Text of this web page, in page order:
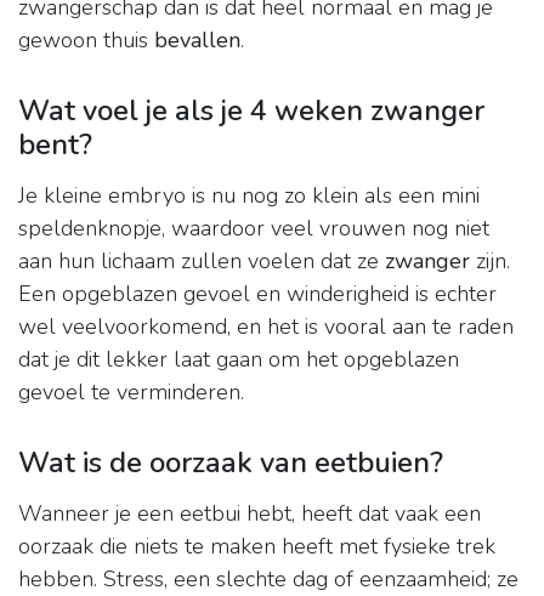
zwangerschap dan is dat heel normaal en mag je
gewoon thuis bevallen.
Wat voel je als je 4 weken zwanger
bent?
Je kleine embryo is nu nog zo klein als een mini
speldenknopje, waardoor veel vrouwen nog niet
aan hun lichaam zullen voelen dat ze zwanger zijn.
Een opgeblazen gevoel en winderigheid is echter
wel veelvoorkomend, en het is vooral aan te raden
dat je dit lekker laat gaan om het opgeblazen
gevoel te verminderen.
Wat is de oorzaak van eetbuien?
Wanneer je een eetbui hebt, heeft dat vaak een
oorzaak die niets te maken heeft met fysieke trek
hebben. Stress, een slechte dag of eenzaamheid; ze